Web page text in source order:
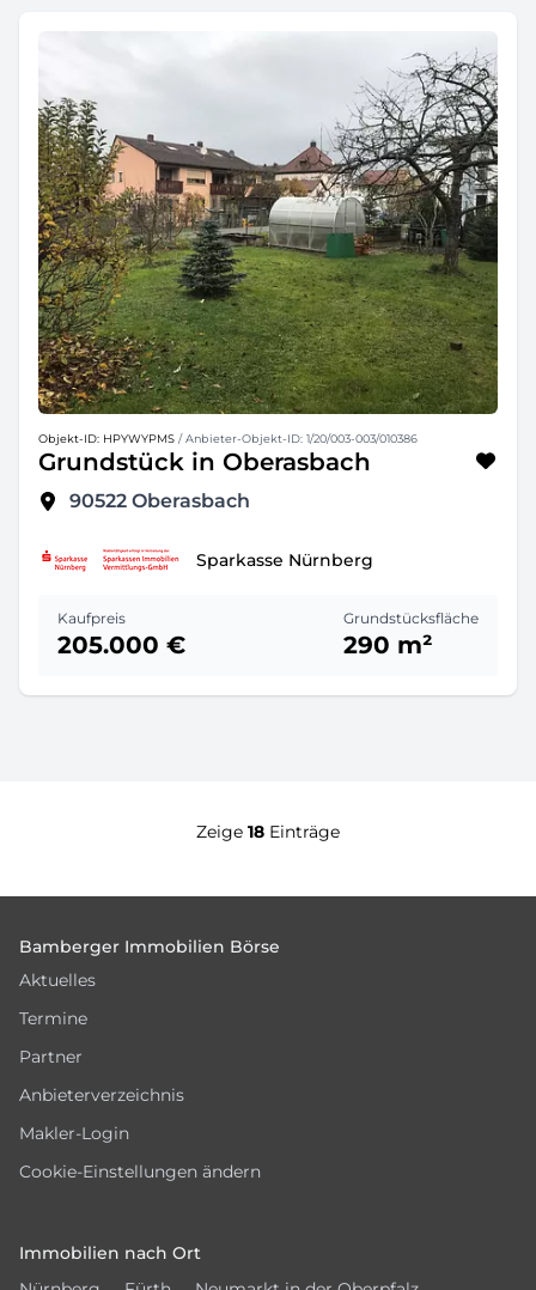
Objekt-ID: HPYWYPMS / Anbieter-Objekt-ID: 1/20/003-003/010386
Grundstück in Oberasbach
90522 Oberasbach
Sparkasse Nürnberg
Kaufpreis
205.000 €
Grundstücksfläche
290 m²
Zeige 18 Einträge
Bamberger Immobilien Börse
Aktuelles
Termine
Partner
Anbieterverzeichnis
Makler-Login
Cookie-Einstellungen ändern
Immobilien nach Ort